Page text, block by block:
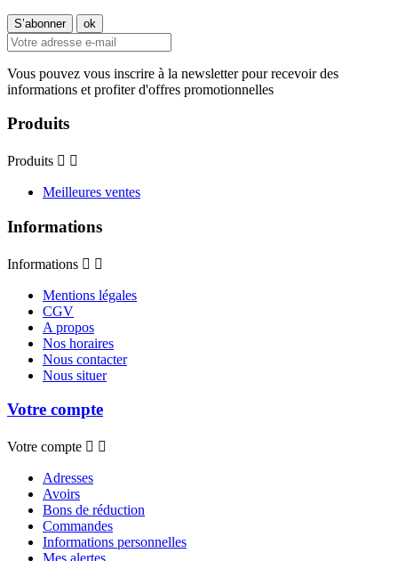
Vous pouvez vous inscrire à la newsletter pour recevoir des
informations et profiter d'offres promotionnelles
Produits
Produits  
Meilleures ventes
Informations
Informations  
Mentions légales
CGV
A propos
Nos horaires
Nous contacter
Nous situer
Votre compte
Votre compte  
Adresses
Avoirs
Bons de réduction
Commandes
Informations personnelles
Mes alertes